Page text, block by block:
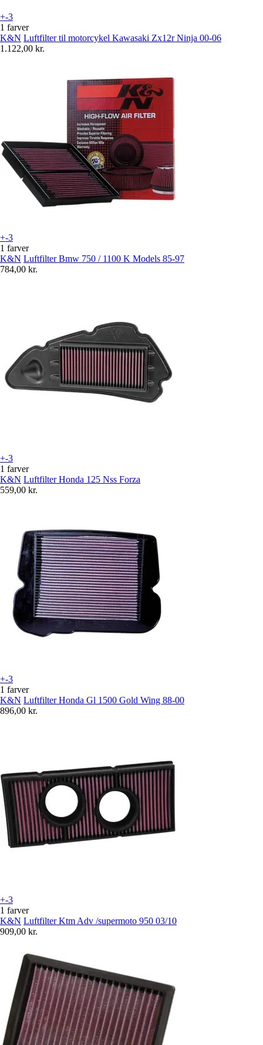
+-3
1 farver
K&N Luftfilter til motorcykel Kawasaki Zx12r Ninja 00-06
1.122,00 kr.
+-3
1 farver
K&N Luftfilter Bmw 750 / 1100 K Models 85-97
784,00 kr.
+-3
1 farver
K&N Luftfilter Honda 125 Nss Forza
559,00 kr.
+-3
1 farver
K&N Luftfilter Honda Gl 1500 Gold Wing 88-00
896,00 kr.
+-3
1 farver
K&N Luftfilter Ktm Adv /supermoto 950 03/10
909,00 kr.